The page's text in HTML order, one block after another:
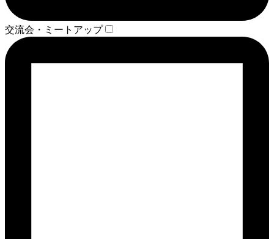
交流会・ミートアップ